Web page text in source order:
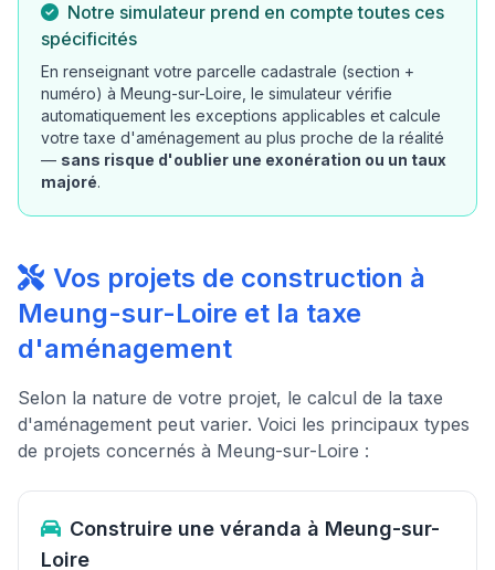
Notre simulateur prend en compte toutes ces
spécificités
En renseignant votre parcelle cadastrale (section +
numéro) à Meung-sur-Loire, le simulateur vérifie
automatiquement les exceptions applicables et calcule
votre taxe d'aménagement au plus proche de la réalité
— sans risque d'oublier une exonération ou un taux
majoré.
Vos projets de construction à
Meung-sur-Loire et la taxe
d'aménagement
Selon la nature de votre projet, le calcul de la taxe
d'aménagement peut varier. Voici les principaux types
de projets concernés à Meung-sur-Loire :
Construire une véranda à Meung-sur-
Loire